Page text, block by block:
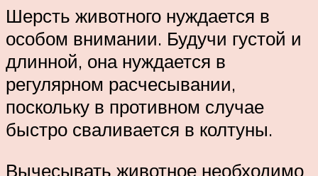
Шерсть животного нуждается в
особом внимании. Будучи густой и
длинной, она нуждается в
регулярном расчесывании,
поскольку в противном случае
быстро сваливается в колтуны.
Вычесывать животное необходимо